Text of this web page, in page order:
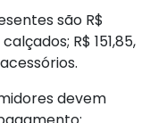
são R$
R$ 151,85,
devem